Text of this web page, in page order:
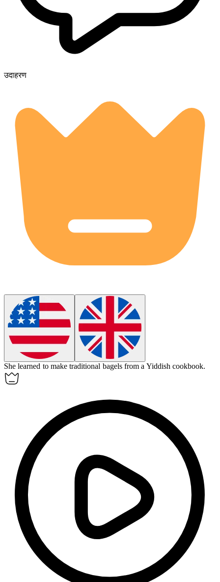
उदाहरण
She learned to make traditional bagels from a Yiddish cookbook.